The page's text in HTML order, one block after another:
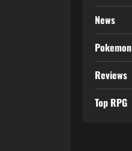
News
Pokemon
Reviews
Top RPG